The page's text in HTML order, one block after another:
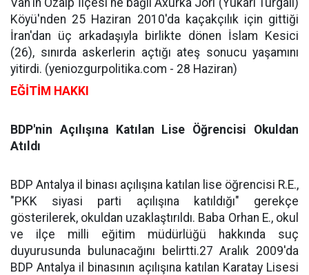
Van'ın Özalp İlçesi'ne bağlı Axurka Jorî (Yukarı Turgalı)
Köyü'nden 25 Haziran 2010'da kaçakçılık için gittiği
İran'dan üç arkadaşıyla birlikte dönen İslam Kesici
(26), sınırda askerlerin açtığı ateş sonucu yaşamını
yitirdi. (yeniozgurpolitika.com - 28 Haziran)
EĞİTİM HAKKI
BDP'nin Açılışına Katılan Lise Öğrencisi Okuldan
Atıldı
BDP Antalya il binası açılışına katılan lise öğrencisi R.E.,
"PKK siyasi parti açılışına katıldığı" gerekçe
gösterilerek, okuldan uzaklaştırıldı. Baba Orhan E., okul
ve ilçe milli eğitim müdürlüğü hakkında suç
duyurusunda bulunacağını belirtti.27 Aralık 2009'da
BDP Antalya il binasının açılışına katılan Karatay Lisesi